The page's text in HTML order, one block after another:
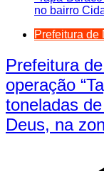
Prefeitura de
Prefeitura
operação
toneladas
Deus, na